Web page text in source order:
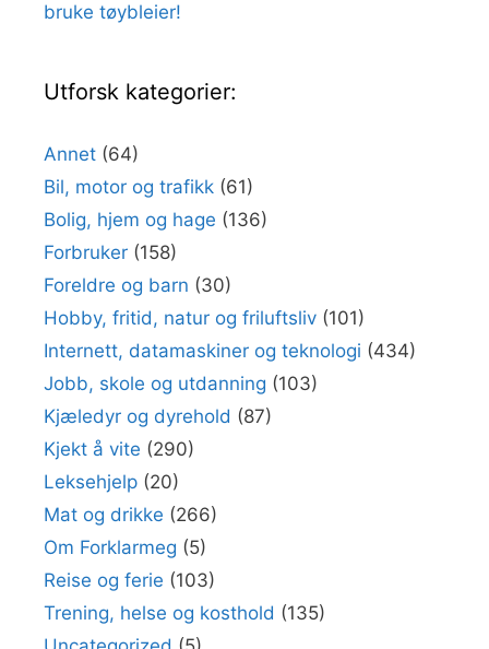
bruke tøybleier!
Utforsk kategorier:
Annet (64)
Bil, motor og trafikk (61)
Bolig, hjem og hage (136)
Forbruker (158)
Foreldre og barn (30)
Hobby, fritid, natur og friluftsliv (101)
Internett, datamaskiner og teknologi (434)
Jobb, skole og utdanning (103)
Kjæledyr og dyrehold (87)
Kjekt å vite (290)
Leksehjelp (20)
Mat og drikke (266)
Om Forklarmeg (5)
Reise og ferie (103)
Trening, helse og kosthold (135)